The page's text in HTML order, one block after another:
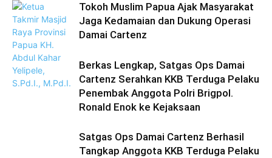
Tokoh Muslim Papua Ajak Masyarakat
Jaga Kedamaian dan Dukung Operasi
Damai Cartenz
Berkas Lengkap, Satgas Ops Damai
Cartenz Serahkan KKB Terduga Pelaku
Penembak Anggota Polri Brigpol.
Ronald Enok ke Kejaksaan
Satgas Ops Damai Cartenz Berhasil
Tangkap Anggota KKB Terduga Pelaku